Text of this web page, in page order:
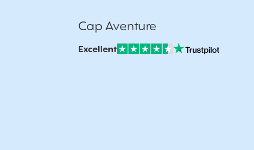
Cap Aventure
Note sur Avis vérifiés :
Excellent